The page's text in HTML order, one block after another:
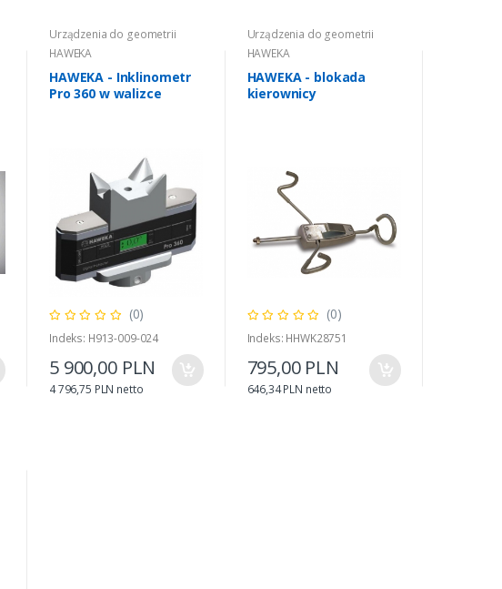
Urządzenia do geometrii
HAWEKA
HAWEKA - Inklinometr
Pro 360 w walizce
(0)
Indeks: H913-009-024
5 900,00 PLN
4 796,75 PLN netto
Urządzenia do geometrii
HAWEKA
HAWEKA - blokada
kierownicy
(0)
Indeks: HHWK28751
795,00 PLN
646,34 PLN netto